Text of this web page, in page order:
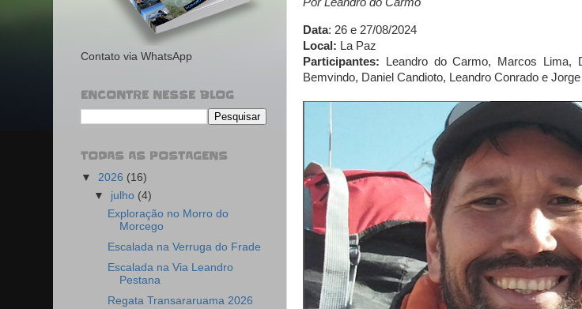
Data: 26 e 27/08/2024
Local: La Paz
Participantes: Leandro do Carmo, Marcos Lima,
Bemvindo, Daniel Candioto, Leandro Conrado e
Contato via WhatsApp
ENCONTRE NESSE BLOG
TODAS AS POSTAGENS
▼ 2026 (16)
▼ julho (4)
Exploração no Morro do
Morcego
Escalada na Verruga do Frade
Escalada na Via Leandro
Pestana
Regata Transararuama 2026